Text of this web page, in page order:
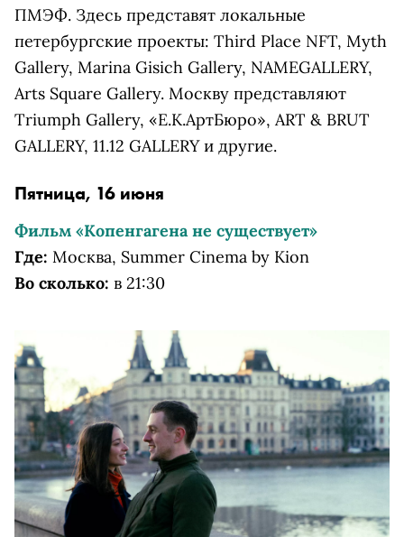
ПМЭФ. Здесь представят локальные
петербургские проекты: Third Place NFT, Myth
Gallery, Marina Gisich Gallery, NAMEGALLERY,
Arts Square Gallery. Москву представляют
Triumph Gallery, «Е.К.АртБюро», ART & BRUT
GALLERY, 11.12 GALLERY и другие.
Пятница, 16 июня
Фильм «Копенгагена не существует»
Где: Москва, Summer Cinema by Kion
Во сколько: в 21:30